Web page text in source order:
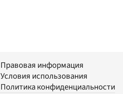
Правовая информация
Условия использования
Политика конфиденциальности